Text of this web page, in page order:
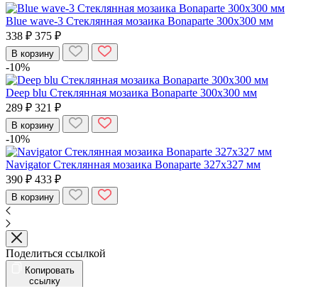
Blue wave-3 Стеклянная мозаика Bonaparte 300x300 мм
338 ₽ 375 ₽
В корзину
-10%
Deep blu Стеклянная мозаика Bonaparte 300x300 мм
289 ₽ 321 ₽
В корзину
-10%
Navigator Стеклянная мозаика Bonaparte 327x327 мм
390 ₽ 433 ₽
В корзину
Поделиться ссылкой
Копировать
ссылку